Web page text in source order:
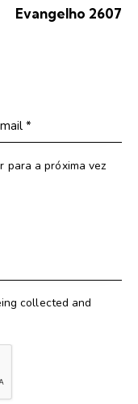
Evangelho 2607
para a próxima vez
collected and